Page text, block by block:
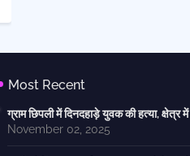
Most Recent
ग्राम छिपली में दिनदहाड़े युवक की हत्या, क्षेत्र
November 02, 2025